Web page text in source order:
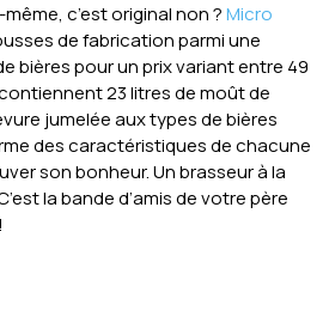
c’est original non ?Micro
de fabrication parmi une
bières pour un prix variant entre 49
23 litres de moût de
jumelée aux types de bières
des caractéristiques de chacune
son bonheur. Un brasseur à la
la bande d’amis de votre père